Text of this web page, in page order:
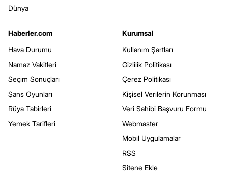
Dünya
Haberler.com
Hava Durumu
Namaz Vakitleri
Seçim Sonuçları
Şans Oyunları
Rüya Tabirleri
Yemek Tarifleri
Kurumsal
Kullanım Şartları
Gizlilik Politikası
Çerez Politikası
Kişisel Verilerin Korunması
Veri Sahibi Başvuru Formu
Webmaster
Mobil Uygulamalar
RSS
Sitene Ekle